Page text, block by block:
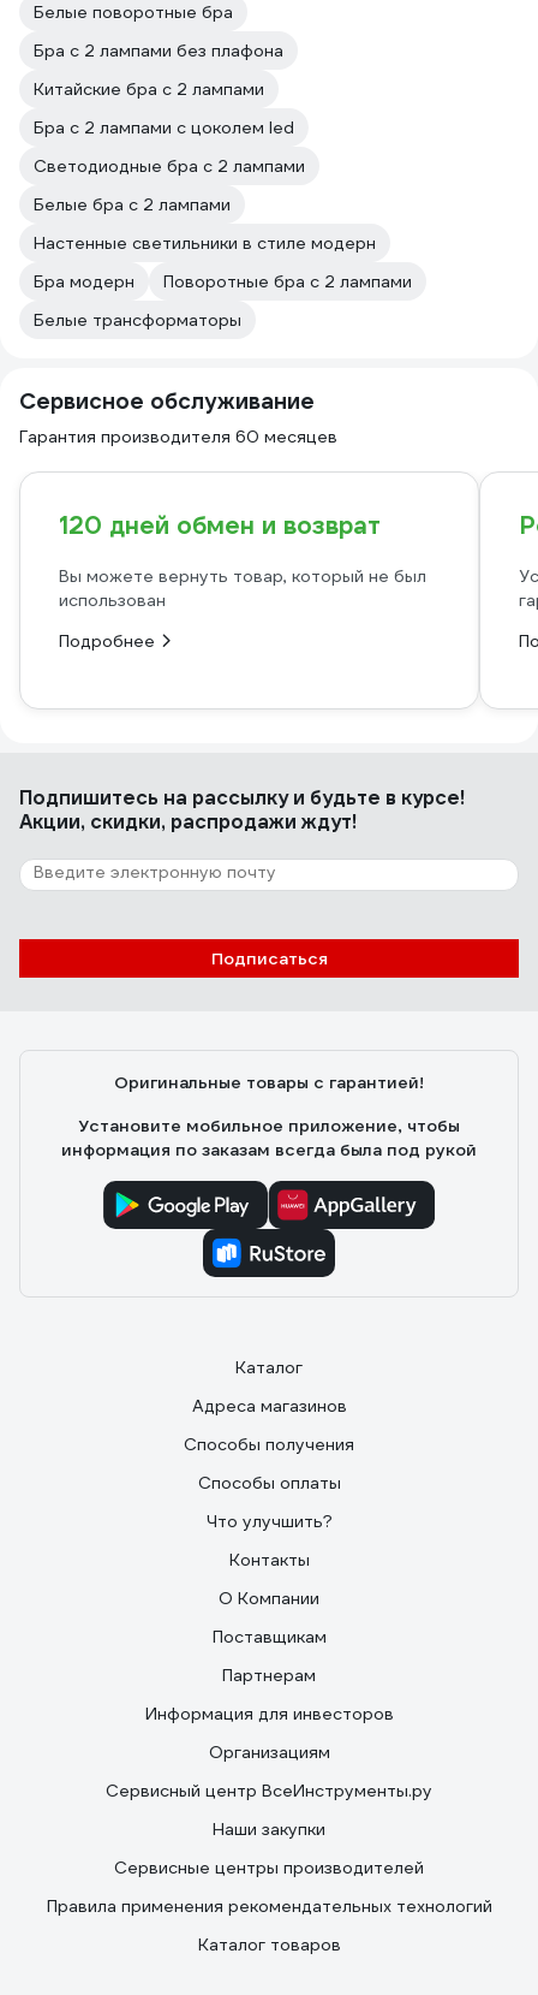
Белые поворотные бра
Бра с 2 лампами без плафона
Китайские бра с 2 лампами
Бра с 2 лампами с цоколем led
Светодиодные бра с 2 лампами
Белые бра с 2 лампами
Настенные светильники в стиле модерн
Бра модерн
Поворотные бра с 2 лампами
Белые трансформаторы
Сервисное обслуживание
Гарантия производителя 60 месяцев
120 дней обмен и возврат
Вы можете вернуть товар, который не был
использован
Подробнее
Подпишитесь на рассылкуи будьте в курсе!
Акции, скидки, распродажи ждут!
Подписаться
Оригинальные товары с гарантией!
Установите мобильное приложение, чтобы
информация по заказам всегда была под рукой
Каталог
Адреса магазинов
Способы получения
Способы оплаты
Что улучшить?
Контакты
О Компании
Поставщикам
Партнерам
Информация для инвесторов
Организациям
Сервисный центр ВсеИнструменты.ру
Наши закупки
Сервисные центры производителей
Правила применения рекомендательных технологий
Каталог товаров